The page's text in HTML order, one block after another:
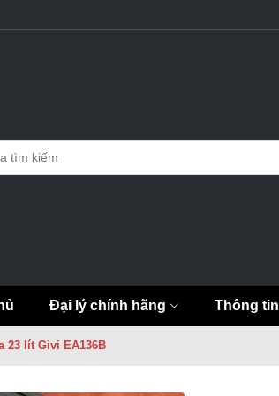
Đại lý chính hãng Thông tin
23 lít Givi EA136B